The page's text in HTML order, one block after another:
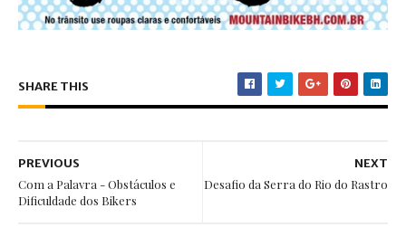
SHARE THIS
NEXT
Desafio da Serra do Rio do Rastro
PREVIOUS
Com a Palavra - Obstáculos e
Dificuldade dos Bikers